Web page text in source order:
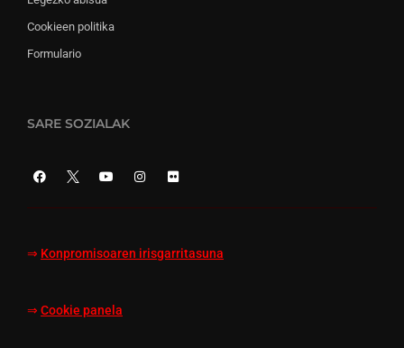
Cookieen politika
Formulario
SARE SOZIALAK
⇒ Konpromisoaren irisgarritasuna
⇒ Cookie panela